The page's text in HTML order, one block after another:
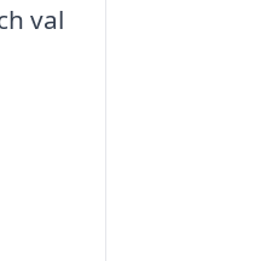
val